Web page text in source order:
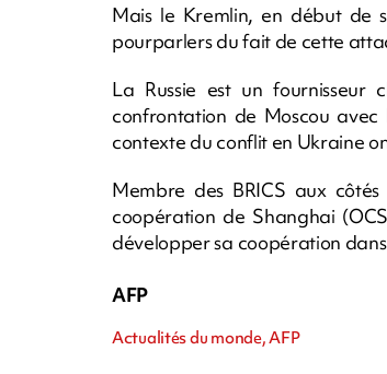
Mais le Kremlin, en début de
pourparlers du fait de cette
La Russie est un
confrontation de Moscou
contexte du conflit en Ukraine
Membre des BRICS aux
coopération de Shanghai
développer sa coopération
AFP
Actualités du monde, AFP